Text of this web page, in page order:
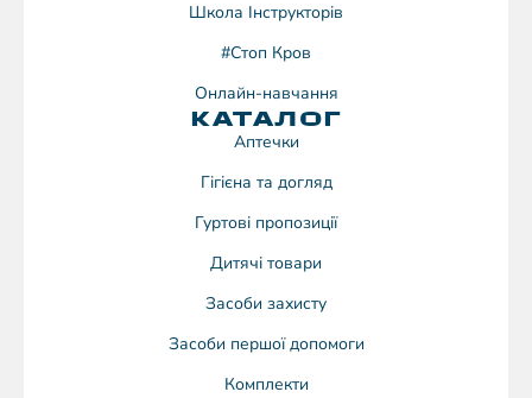
Школа Інструкторів
#Стоп Кров
Онлайн-навчання
КАТАЛОГ
Аптечки
Гігієна та догляд
Гуртові пропозиції
Дитячі товари
Засоби захисту
Засоби першої допомоги
Комплекти